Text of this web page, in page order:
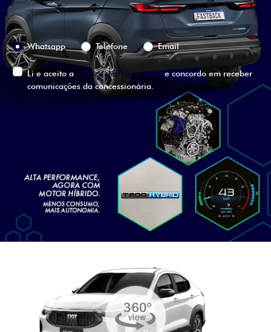
Preferência de contato:
Whatsapp
Telefone Email
Li e aceito a Política de Privacidade
e concordo em receber
comunicações da concessionária.
ENTRAR EM CONTATO
VISUALIZE O
VEÍCULO EM
360°